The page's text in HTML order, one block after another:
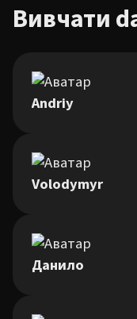
Вивчати
Andriy
Volodymyr
Данило